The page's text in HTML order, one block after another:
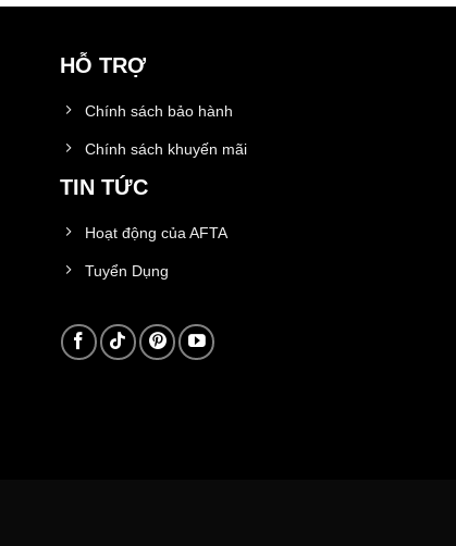
HỖ TRỢ
Chính sách bảo hành
Chính sách khuyến mãi
TIN TỨC
Hoạt động của AFTA
Tuyển Dụng